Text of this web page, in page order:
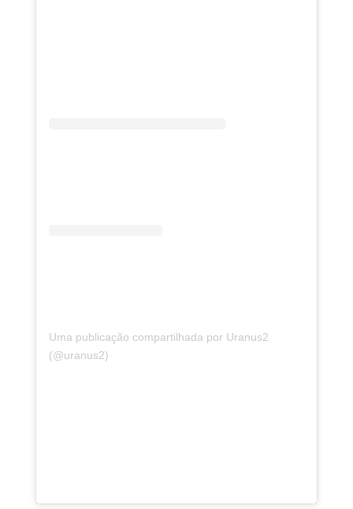
Uma publicação compartilhada por Uranus2
(@uranus2)